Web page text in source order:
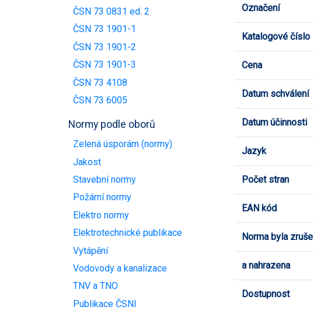
ČSN 73 0831 ed. 2
ČSN 73 1901-1
ČSN 73 1901-2
ČSN 73 1901-3
ČSN 73 4108
ČSN 73 6005
Normy podle oborů
Zelená úsporám (normy)
Jakost
Stavební normy
Požární normy
Elektro normy
Elektrotechnické publikace
Vytápění
Vodovody a kanalizace
TNV a TNO
Publikace ČSNI
Označení
Katalogové číslo
Cena
Datum schválení
Datum účinnosti
Jazyk
Počet stran
EAN kód
Norma byla
a nahrazena
Dostupnost